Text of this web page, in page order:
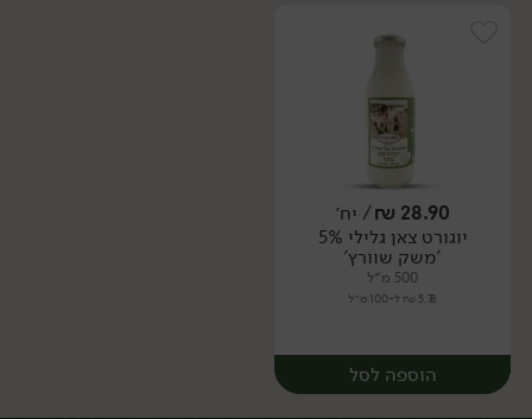
יח׳
28.90
₪/ יח׳
יוגורט צאן גלילי 5%
'משק שוורץ'
500 מ״ל
5.78 ₪ ל-100 מ״ל
הוספה לסל